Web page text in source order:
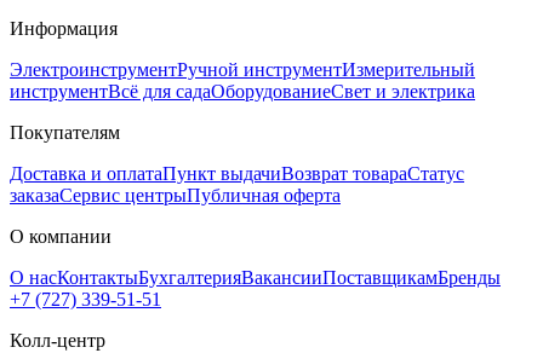
Информация
ЭлектроинструментРучной инструментИзмерительный
инструментВсё для садаОборудованиеСвет и электрика
Покупателям
Доставка и оплатаПункт выдачиВозврат товараСтатус
заказаСервис центрыПубличная оферта
О компании
О насКонтактыБухгалтерияВакансииПоставщикамБренды
+7 (727) 339-51-51
Колл-центр